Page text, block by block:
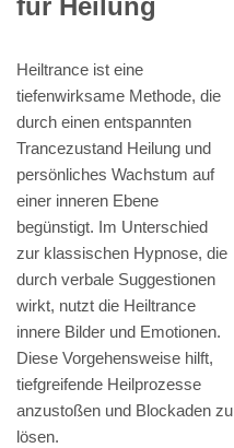
für Heilung
Heiltrance ist eine
tiefenwirksame Methode, die
durch einen entspannten
Trancezustand Heilung und
persönliches Wachstum auf
einer inneren Ebene
begünstigt. Im Unterschied
zur klassischen Hypnose, die
durch verbale Suggestionen
wirkt, nutzt die Heiltrance
innere Bilder und Emotionen.
Diese Vorgehensweise hilft,
tiefgreifende Heilprozesse
anzustoßen und Blockaden zu
lösen.